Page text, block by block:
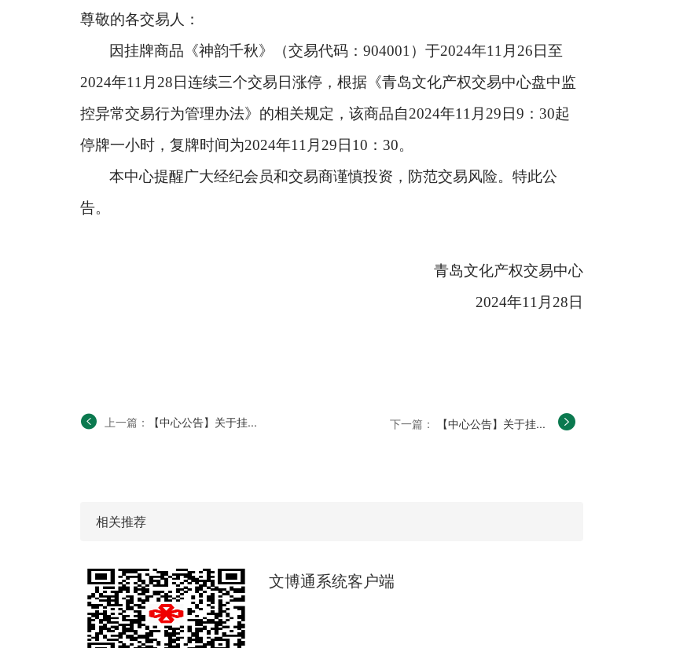
尊敬的各交易人：
因挂牌商品《神韵千秋》（交易代码： 904001 ）于2024年11 月 26 日至
2024年11 月 28 日连续三个交易日涨停，根据《青岛文化产权交易中心盘中监
控异常交易行为管理办法》的相关规定，该商品自2024年11 月 29 日9 ： 30起
停牌一小时，复牌时间为2024年11 月 29 日 10 ： 30。
本中心提醒广大经纪会员和交易商谨慎投资，防范交易风险。特此公
告。
青岛文化产权交易中心
2024年11 月 28 日
上一篇： 【中心公告】关于挂... 下一篇： 【中心公告】关于挂...
相关推荐
文博通系统客户端